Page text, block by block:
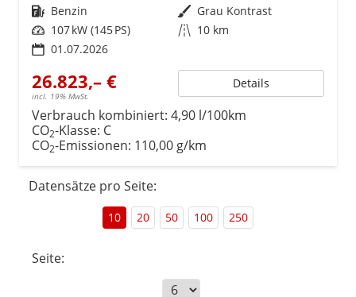
Kraftstoff Benzin Außenfarbe Grau Kontrast
Leistung 107 kW (145 PS) Kilometerstand 10 km
01.07.2026
26.823,– €
incl. 19% MwSt.
Details
Verbrauch kombiniert: 4,90 l/100km
CO2-Klasse: C
CO2-Emissionen: 110,00 g/km
Datensätze pro Seite:
10 20 50 100 250
Seite: